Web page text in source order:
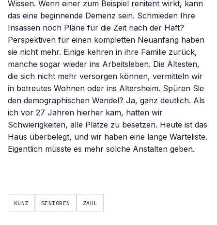
KUNZ SENIOREN ZAHL